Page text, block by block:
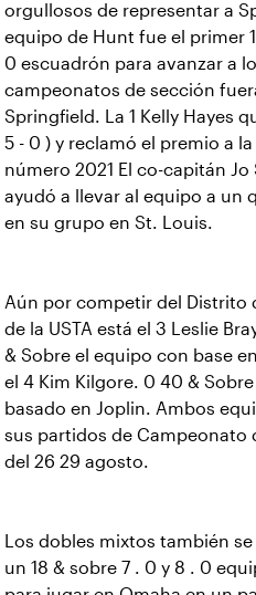
orgullosos de representar a
equipo de Hunt fue el primer
0 escuadrón para avanzar a
campeonatos de sección
Springfield. La 1 Kelly Hayes
5 - 0 ) y reclamó el premio a
número 2021 El co-capitán Jo
ayudó a llevar al equipo a un
en su grupo en St. Louis.
Aún por competir del Distrito
de la USTA está el 3 Leslie
& Sobre el equipo con base
el 4 Kim Kilgore. 0 40 &
basado en Joplin. Ambos
sus partidos de Campeonato
del 26 29 agosto.
Los dobles mixtos también
un 18 & sobre 7 . 0 y 8 . 0